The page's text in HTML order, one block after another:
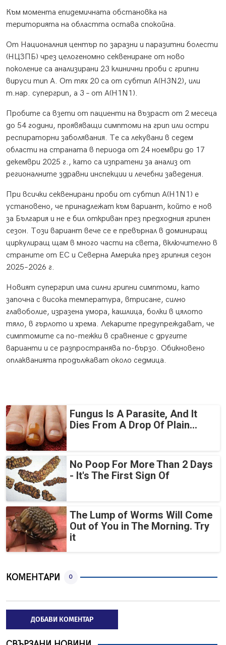
Към момента епидемичната обстановка на
територията на областта остава спокойна.
От Националния център по заразни и паразитни болести
(НЦЗПБ) чрез целогеномно секвениране от ново
поколение са анализирани 23 клинични проби с грипни
вируси тип А. От тях 20 са от субтип A(H3N2), или
т.нар. супергрип, а 3 – от A(H1N1).
Пробите са взети от пациенти на възраст от 2 месеца
до 54 години, проявяващи симптоми на грип или остри
респираторни заболявания. Те са лекувани в седем
области на страната в периода от 24 ноември до 17
декември 2025 г., като са изпратени за анализ от
регионалните здравни инспекции и лечебни заведения.
При всички секвенирани проби от субтип A(H1N1) е
установено, че принадлежат към вариант, който е нов
за България и не е бил откриван през предходния грипен
сезон. Този вариант вече се е превърнал в доминиращ
циркулиращ щам в много части на света, включително в
страните от ЕС и Северна Америка през грипния сезон
2025–2026 г.
Новият супергрип има силни грипни симптоми, като
започна с висока температура, втрисане, силно
главоболие, изразена умора, кашлица, болки в цялото
тяло, в гърлото и хрема. Лекарите предупреждават, че
симптомите са по-тежки в сравнение с другите
варианти и се разпространява по-бързо. Обикновено
оплакванията продължават около седмица.
Fungus Is A Parasite, And It
Dies From A Drop Of Plain...
No Poop For More Than 2 Days
- It's The First Sign Of
The Lump of Worms Will Come
Out of You in The Morning. Try
it
КОМЕНТАРИ 0
ДОБАВИ КОМЕНТАР